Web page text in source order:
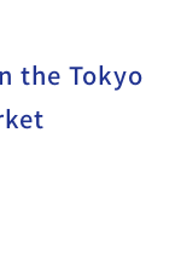
the Tokyo